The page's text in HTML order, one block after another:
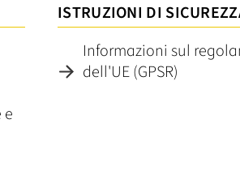
ISTRUZIONI DI
Informazioni sul
dell'UE (GPSR)